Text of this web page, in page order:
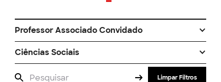
Professor Associado Convidado
Ciências Sociais
Limpar Filtros